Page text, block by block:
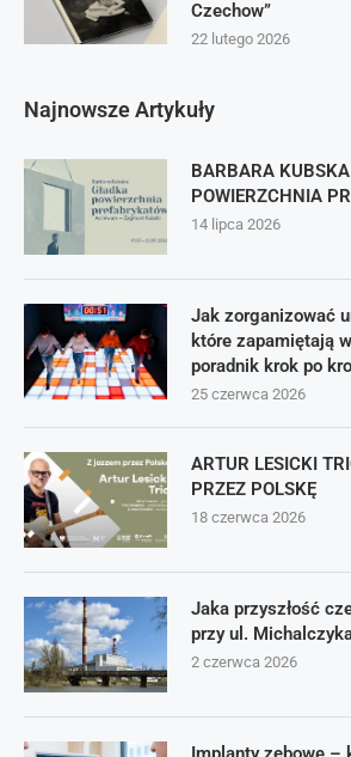
Czechow”
22 lutego 2026
Najnowsze Artykuły
BARBARA
POWIERZCHNIA
14 lipca 2026
Jak zorganizować
które zapamiętają
poradnik krok po
25 czerwca 2026
ARTUR LESICKI
PRZEZ POLSKĘ
18 czerwca 2026
Jaka przyszłość
przy ul.
2 czerwca 2026